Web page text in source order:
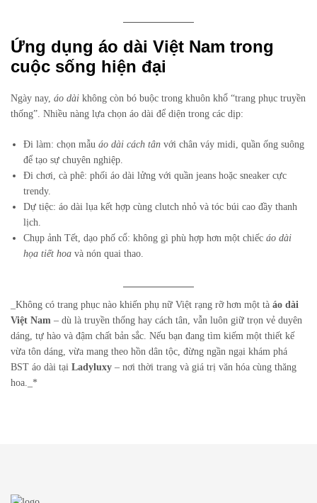
Ứng dụng áo dài Việt Nam trong
cuộc sống hiện đại
Ngày nay, áo dài không còn bó buộc trong khuôn khổ “trang phục truyền
thống”. Nhiều nàng lựa chọn áo dài để diện trong các dịp:
Đi làm: chọn mẫuáo dài cách tân với chân váy midi, quần ống suông
để tạo sự chuyên nghiệp.
Đi chơi, cà phê: phối áo dài lửng với quần jeans hoặc sneaker cực
trendy.
Dự tiệc: áo dài lụa kết hợp cùng clutch nhỏ và tóc búi cao đầy thanh
lịch.
Chụp ảnh Tết, dạo phố cổ: không gì phù hợp hơn một chiếcáo dài
họa tiết hoa và nón quai thao.
Không có trang phục nào khiến phụ nữ Việt rạng rỡ hơn một tà áo dài
Việt Nam – dù là truyền thống hay cách tân, vẫn luôn giữ trọn vẻ duyên
dáng, tự hào và đậm chất bản sắc. Nếu bạn đang tìm kiếm một thiết kế
vừa tôn dáng, vừa mang theo hồn dân tộc, đừng ngần ngại khám phá
BST áo dài tại Ladyluxy – nơi thời trang và giá trị văn hóa cùng thăng
hoa._*